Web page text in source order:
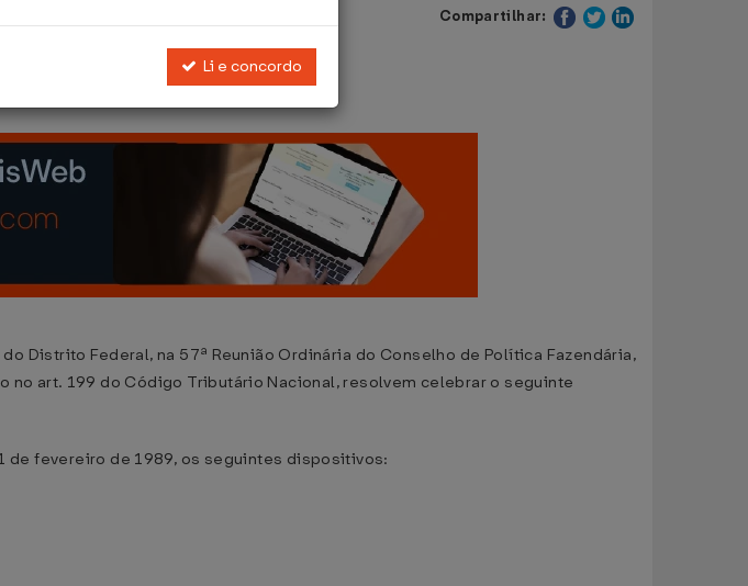
Compartilhar:
Convênio SINIEF nº 6/89, de 21.02.1989.
Distrito Federal, na 57ª Reunião Ordinária do Conselho de Política Fazendária,
no art. 199 do Código Tributário Nacional, resolvem celebrar o seguinte
de fevereiro de 1989, os seguintes dispositivos:
Li e concordo